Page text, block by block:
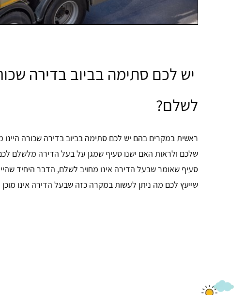
יש לכם סתימה בביוב בדירה
לשלם?
ראשית במקרים בהם יש לכם סתימה בביוב בדירה שכורה
שלכם ולראות האם ישנו סעיף שמגן על בעל הדירה מלשלם
סעיף שאומר שבעל הדירה אינו מחויב לשלם, הדבר היחיד
שייעץ לכם מה ניתן לעשות במקרה כזה שבעל הדירה אינו